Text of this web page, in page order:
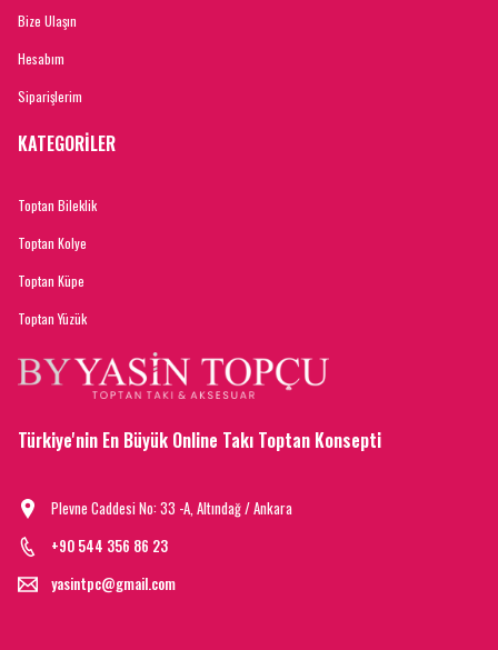
Bize Ulaşın
Hesabım
Siparişlerim
KATEGORİLER
Toptan Bileklik
Toptan Kolye
Toptan Küpe
Toptan Yüzük
Türkiye'nin En Büyük Online Takı Toptan Konsepti
Plevne Caddesi No: 33 -A, Altındağ / Ankara
+90 544 356 86 23
yasintpc@gmail.com